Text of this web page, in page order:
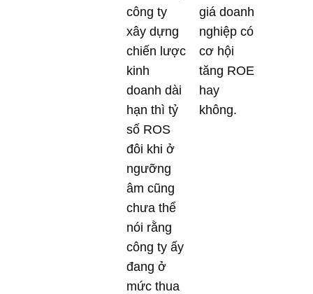
công ty
xây dựng
chiến lược
kinh
doanh dài
hạn thì tỷ
số ROS
đôi khi ở
ngưỡng
âm cũng
chưa thể
nói rằng
công ty ấy
đang ở
mức thua
giá doanh
nghiệp có
cơ hội
tăng ROE
hay
không.